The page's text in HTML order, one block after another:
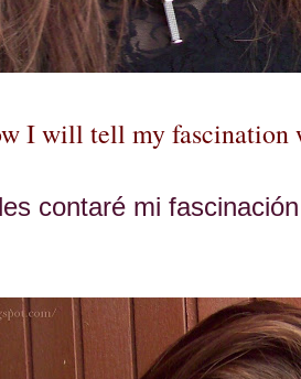
I will tell my fascination
contaré mi